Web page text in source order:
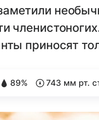
приносят
89% 743 мм рт.